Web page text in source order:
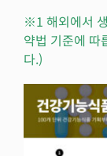
※1 해외에서
약법 기준에 따
다.)